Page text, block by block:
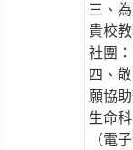
三、
貴校
社團
四、
願協
生命
（電